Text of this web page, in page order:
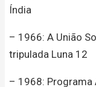
Índia
– 1966: A União
tripulada Luna 12
– 1968: Programa